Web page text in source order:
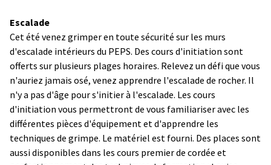
Escalade
Cet été venez grimper en toute sécurité sur les murs
d'escalade intérieurs du PEPS. Des cours d'initiation sont
offerts sur plusieurs plages horaires. Relevez un défi que vous
n'auriez jamais osé, venez apprendre l'escalade de rocher. Il
n'y a pas d'âge pour s'initier à l'escalade. Les cours
d'initiation vous permettront de vous familiariser avec les
différentes pièces d'équipement et d'apprendre les
techniques de grimpe. Le matériel est fourni. Des places sont
aussi disponibles dans les cours premier de cordée et